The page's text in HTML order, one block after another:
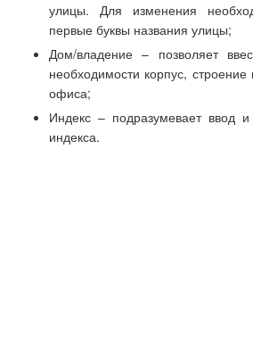
улицы. Для изменения
первые буквы названия улицы;
Дом/владение – позволяет
необходимости корпус,
офиса;
Индекс – подразумевает ввод
индекса.